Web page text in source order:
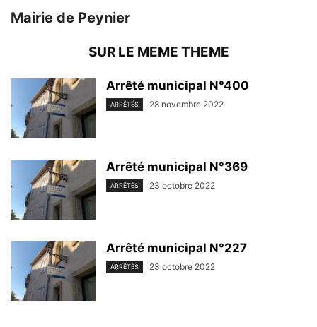
Mairie de Peynier
SUR LE MEME THEME
Arrêté municipal N°400
ARRÊTÉS 28 novembre 2022
Arrêté municipal N°369
ARRÊTÉS 23 octobre 2022
Arrêté municipal N°227
ARRÊTÉS 23 octobre 2022